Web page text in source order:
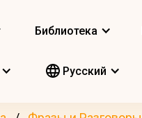
Библиотека
Pусский